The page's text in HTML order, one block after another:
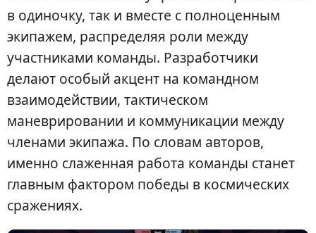
в одиночку, так и вместе с полноценным
экипажем, распределяя роли между
участниками команды. Разработчики
делают особый акцент на командном
взаимодействии, тактическом
маневрировании и коммуникации между
членами экипажа. По словам авторов,
именно слаженная работа команды станет
главным фактором победы в космических
сражениях.